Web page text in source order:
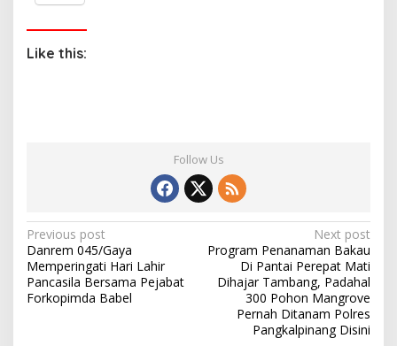
Like this:
Follow Us
P
o
s
t
Previous post
Danrem 045/Gaya
Memperingati Hari Lahir
Pancasila Bersama Pejabat
Forkopimda Babel
Next post
Program Penanaman Bakau
Di Pantai Perepat Mati
Dihajar Tambang, Padahal
300 Pohon Mangrove
Pernah Ditanam Polres
Pangkalpinang Disini